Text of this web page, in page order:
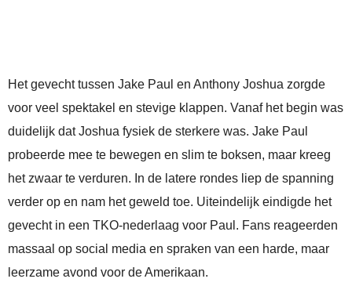
Het gevecht tussen Jake Paul en Anthony Joshua zorgde
voor veel spektakel en stevige klappen. Vanaf het begin was
duidelijk dat Joshua fysiek de sterkere was. Jake Paul
probeerde mee te bewegen en slim te boksen, maar kreeg
het zwaar te verduren. In de latere rondes liep de spanning
verder op en nam het geweld toe. Uiteindelijk eindigde het
gevecht in een TKO-nederlaag voor Paul. Fans reageerden
massaal op social media en spraken van een harde, maar
leerzame avond voor de Amerikaan.